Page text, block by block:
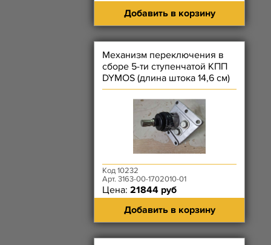
Добавить в корзину
Механизм переключения в
сборе 5-ти ступенчатой КПП
DYMOS (длина штока 14,6 см)
Код 10232
Арт. 3163-00-1702010-01
Цена: 21844 руб
Добавить в корзину